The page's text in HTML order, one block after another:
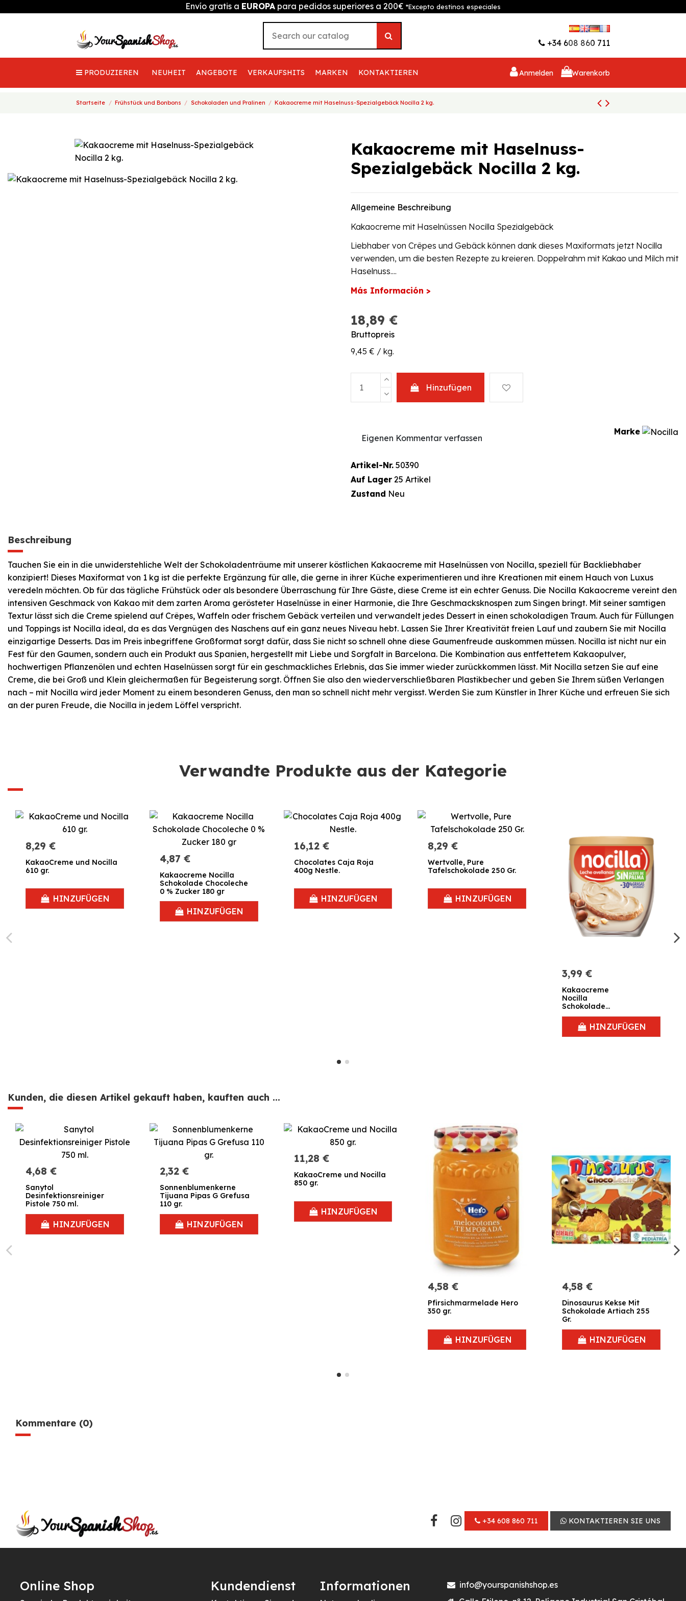
Envío gratis a EUROPA para pedidos superiores a 200€ *Excepto destinos especiales
+34 608 860 711
PRODUZIEREN NEUHEIT ANGEBOTE VERKAUFSHITS MARKEN KONTAKTIEREN Anmelden Warenkorb
Startseite Frühstück und Bonbons Schokoladen und Pralinen Kakaocreme mit Haselnuss-Spezialgebäck Nocilla 2 kg.
Kakaocreme mit Haselnuss-
Spezialgebäck Nocilla 2 kg.
Allgemeine Beschreibung
Kakaocreme mit Haselnüssen Nocilla Spezialgebäck
Liebhaber von Crêpes und Gebäck können dank dieses Maxiformats jetzt Nocilla
verwenden, um die besten Rezepte zu kreieren. Doppelrahm mit Kakao und Milch mit
Haselnuss....
Más Información >
18,89 €
Bruttopreis
9,45 € / kg.
Hinzufügen
Marke
Eigenen Kommentar verfassen
Artikel-Nr. 50390
Auf Lager 25 Artikel
Zustand Neu
Beschreibung
Tauchen Sie ein in die unwiderstehliche Welt der Schokoladenträume mit unserer köstlichen Kakaocreme mit Haselnüssen von Nocilla, speziell für Backliebhaber
konzipiert! Dieses Maxiformat von 1 kg ist die perfekte Ergänzung für alle, die gerne in ihrer Küche experimentieren und ihre Kreationen mit einem Hauch von Luxus
veredeln möchten. Ob für das tägliche Frühstück oder als besondere Überraschung für Ihre Gäste, diese Creme ist ein echter Genuss. Die Nocilla Kakaocreme vereint den
intensiven Geschmack von Kakao mit dem zarten Aroma gerösteter Haselnüsse in einer Harmonie, die Ihre Geschmacksknospen zum Singen bringt. Mit seiner samtigen
Textur lässt sich die Creme spielend auf Crêpes, Waffeln oder frischem Gebäck verteilen und verwandelt jedes Dessert in einen schokoladigen Traum. Auch für Füllungen
und Toppings ist Nocilla ideal, da es das Vergnügen des Naschens auf ein ganz neues Niveau hebt. Lassen Sie Ihrer Kreativität freien Lauf und zaubern Sie mit Nocilla
einzigartige Desserts. Das im Preis inbegriffene Großformat sorgt dafür, dass Sie nicht so schnell ohne diese Gaumenfreude auskommen müssen. Nocilla ist nicht nur ein
Fest für den Gaumen, sondern auch ein Produkt aus Spanien, hergestellt mit Liebe und Sorgfalt in Barcelona. Die Kombination aus entfettetem Kakaopulver,
hochwertigen Pflanzenölen und echten Haselnüssen sorgt für ein geschmackliches Erlebnis, das Sie immer wieder zurückkommen lässt. Mit Nocilla setzen Sie auf eine
Creme, die bei Groß und Klein gleichermaßen für Begeisterung sorgt. Öffnen Sie also den wiederverschließbaren Plastikbecher und geben Sie Ihrem süßen Verlangen
nach – mit Nocilla wird jeder Moment zu einem besonderen Genuss, den man so schnell nicht mehr vergisst. Werden Sie zum Künstler in Ihrer Küche und erfreuen Sie sich
an der puren Freude, die Nocilla in jedem Löffel verspricht.
Verwandte Produkte aus der Kategorie
8,29 €
KakaoCreme und Nocilla
610 gr.
HINZUFÜGEN
4,87 €
Kakaocreme Nocilla
Schokolade Chocoleche
0 % Zucker 180 gr
HINZUFÜGEN
16,12 €
Chocolates Caja Roja
400g Nestle.
HINZUFÜGEN
8,29 €
Wertvolle, Pure
Tafelschokolade 250 Gr.
HINZUFÜGEN
3,99 €
Kakaocreme
Nocilla
Schokolade
milch 180 gr.
HINZUFÜGEN
Kunden, die diesen Artikel gekauft haben, kauften auch ...
4,68 €
Sanytol
Desinfektionsreiniger
Pistole 750 ml.
HINZUFÜGEN
2,32 €
Sonnenblumenkerne
Tijuana Pipas G Grefusa
110 gr.
HINZUFÜGEN
11,28 €
KakaoCreme und Nocilla
850 gr.
HINZUFÜGEN
4,58 €
Pfirsichmarmelade Hero
350 gr.
HINZUFÜGEN
4,58 €
Dinosaurus Kekse Mit
Schokolade Artiach 255
Gr.
HINZUFÜGEN
Kommentare (0)
+34 608 860 711 KONTAKTIEREN SIE UNS
Online Shop Kundendienst Informationen
info@yourspanishshop.es